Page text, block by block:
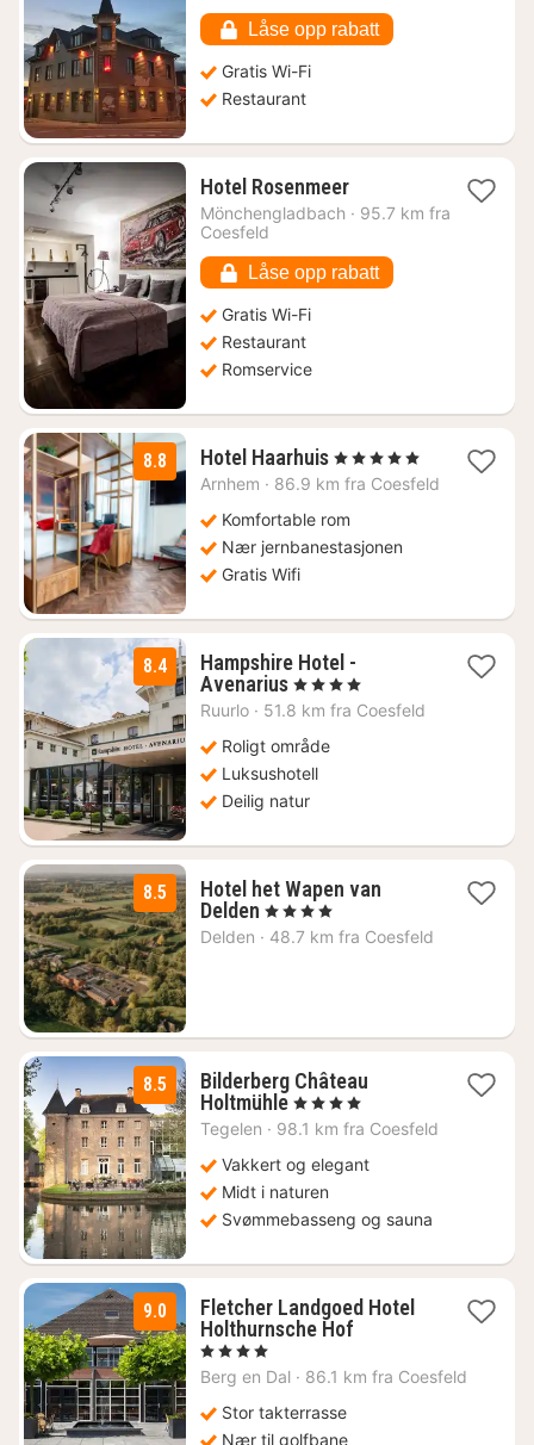
1299
kr.
Låse opp rabatt
Gratis Wi-Fi
Restaurant
Hotel Rosenmeer1
natt
kr.
Mönchengladbach · 95.7 km fra
Coesfeld
Låse opp rabatt
Gratis Wi-Fi
Restaurant
Romservice
8.8 Hotel Haarhuis1
natt
2956
kr.
, 5 Stjerner
Arnhem · 86.9 km fra Coesfeld
Komfortable rom
Nær jernbanestasjonen
Gratis Wifi
8.4
Hampshire Hotel -
Avenarius1
natt
1704
kr.
, 4 Stjerner
Ruurlo · 51.8 km fra Coesfeld
Roligt område
Luksushotell
Deilig natur
8.5
Hotel het Wapen van
Delden 1
natt
, 4 Stjerner
Delden · 48.7 km fra Coesfeld
8.5
Bilderberg Château
Holtmühle1
natt
1210
kr.
, 4 Stjerner
Tegelen · 98.1 km fra Coesfeld
Vakkert og elegant
Midt i naturen
Svømmebasseng og sauna
9.0
Fletcher Landgoed Hotel
Holthurnsche Hof1
fra
, 4 Stjerner
Berg en Dal · 86.1 km fra Coesfeld
Stor takterrasse
Nær til golfbane